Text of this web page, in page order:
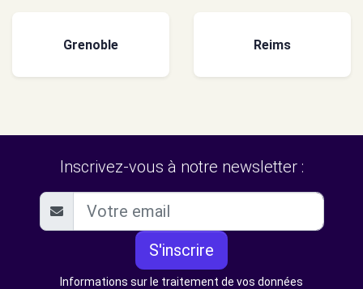
Grenoble Reims
Inscrivez-vous à notre newsletter :
S'inscrire
Informations sur le traitement de vos données